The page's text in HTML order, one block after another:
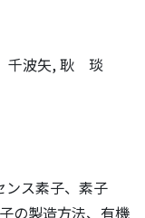
波矢, 耿 琰
ンス素子、素子
の製造方法、有機